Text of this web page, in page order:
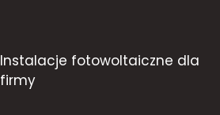
Instalacje fotowoltaiczne dla
firmy